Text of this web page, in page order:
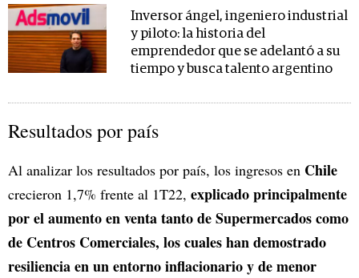
Inversor ángel, ingeniero industrial
y piloto: la historia del
emprendedor que se adelantó a su
tiempo y busca talento argentino
Resultados por país
Al analizar los resultados por país, los ingresos en Chile
crecieron 1,7% frente al 1T22, explicado principalmente
por el aumento en venta tanto de Supermercados como
de Centros Comerciales, los cuales han demostrado
resiliencia en un entorno inflacionario y de menor